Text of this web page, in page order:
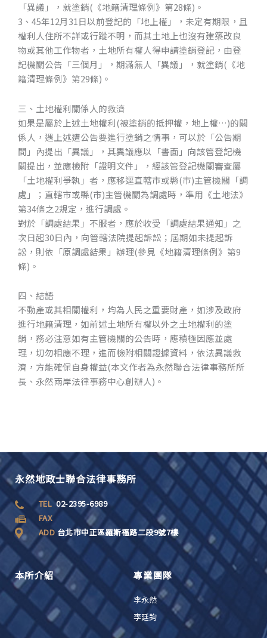
「異議」，就塗銷(《地籍清理條例》第28條)。
3、45年12月31日以前登記的「地上權」，未定有期限，且
權利人住所不詳或行蹤不明，而其土地上也沒有建築改良
物或其他工作物者，土地所有權人得申請塗銷登記，由登
記機關公告「三個月」，期滿無人「異議」，就塗銷(《地
籍清理條例》第29條)。
三、土地權利關係人的救濟
如果是屬於上述土地權利(被塗銷的抵押權，地上權…)的關
係人，遇上述遭公告要進行塗銷之情事，可以於「公告期
間」內提出「異議」，其異議應以「書面」向該管登記機
關提出，並應檢附「證明文件」，經該管登記機關審查屬
「土地權利爭執」者，應移逕直轄市或縣(市)主管機關「調
處」；直轄市或縣(市)主管機關為調處時，準用《土地法》
第34條之2規定，進行調處。
對於「調處結果」不服者，應於收受「調處結果通知」之
次日起30日內，向管轄法院提起訴訟；屆期如未提起訴
訟，則依「原調處結果」辦理(參見《地籍清理條例》第9
條)。
四、結語
不動產或其相關權利，均為人民之重要財產，如涉及政府
進行地籍清理，如前述土地所有權以外之土地權利的塗
銷，務必注意如有主管機關的公告時，應積極因應並處
理，切勿相應不理，進而檢附相關證據資料，依法異議救
濟，方能確保自身權益(本文作者為永然聯合法律事務所所
長、永然兩岸法律事務中心創辦人)。
永然地政士聯合法律事務所
TEL02-2395-6989
FAX
ADD 台北市中正區羅斯福路二段9號7樓
本所介紹 專業團隊
李永然
李廷鈞